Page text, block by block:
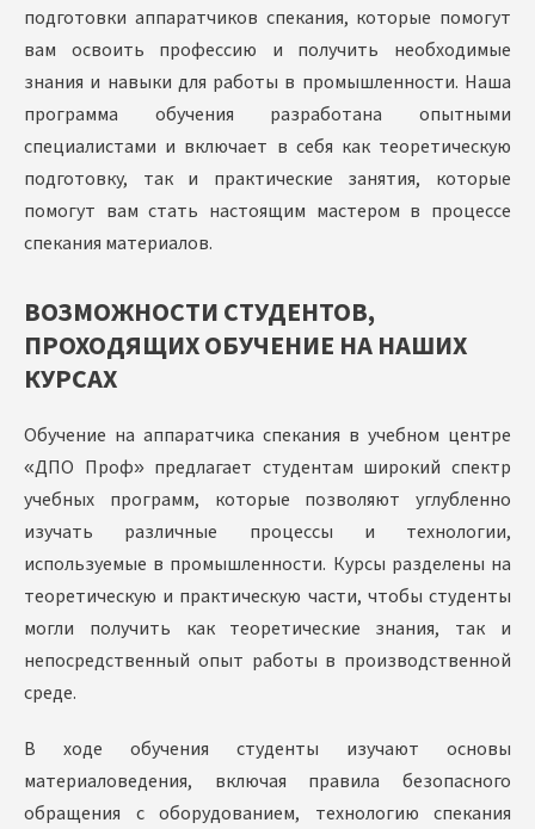
подготовки аппаратчиков спекания, которые помогут
вам освоить профессию и получить необходимые
знания и навыки для работы в промышленности. Наша
программа обучения разработана опытными
специалистами и включает в себя как теоретическую
подготовку, так и практические занятия, которые
помогут вам стать настоящим мастером в процессе
спекания материалов.
ВОЗМОЖНОСТИ СТУДЕНТОВ,
ПРОХОДЯЩИХ ОБУЧЕНИЕ НА НАШИХ
КУРСАХ
Обучение на аппаратчика спекания в учебном центре
«ДПО Проф» предлагает студентам широкий спектр
учебных программ, которые позволяют углубленно
изучать различные процессы и технологии,
используемые в промышленности. Курсы разделены на
теоретическую и практическую части, чтобы студенты
могли получить как теоретические знания, так и
непосредственный опыт работы в производственной
среде.
В ходе обучения студенты изучают основы
материаловедения, включая правила безопасного
обращения с оборудованием, технологию спекания